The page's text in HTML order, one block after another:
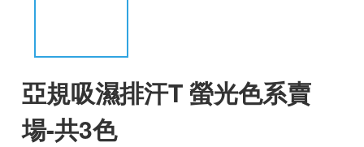
亞規吸濕排汗T 螢光色系賣
場-共3色